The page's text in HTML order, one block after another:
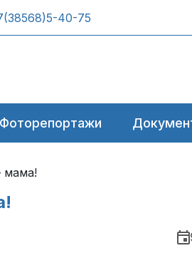
40-75
Фоторепортажи
мама!